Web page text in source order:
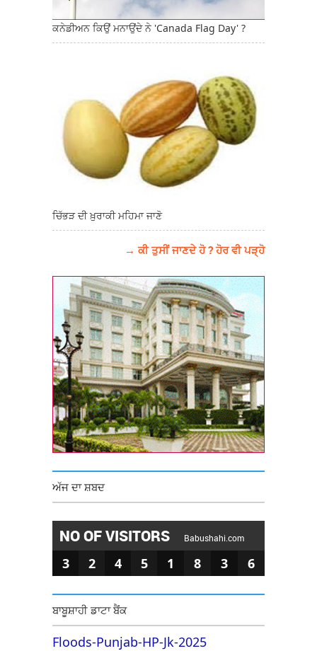
ਕਨੇਡੀਅਨ ਕਿਉਂ ਮਨਾਉਂਦੇ ਨੇ 'Canada Flag Day' ?
ਚਿੱਭੜ ਦੀ ਖ਼ੁਰਾਕੀ ਮਹਿਮਾ ਜਾਣੋ
→ ਕੀ ਤੁਸੀਂ ਜਾਣਦੇ ਹੋ ? ਹੋਰ ਵੀ ਪੜ੍ਹੋ
ਅੱਜ ਦਾ ਸ਼ਬਦ
NO OF VISITORS Babushahi.com
3 2 4 5 1 8 3 6
ਬਾਬੂਸ਼ਾਹੀ ਡਾਟਾ ਬੈਂਕ
Floods-Punjab-HP-Jk-2025